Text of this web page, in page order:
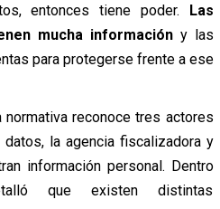
entonces tiene poder. Las
mucha informacióny las
para protegerse frente a ese
reconoce tres actores
la agencia fiscalizadora y
información personal. Dentro
que existen distintas